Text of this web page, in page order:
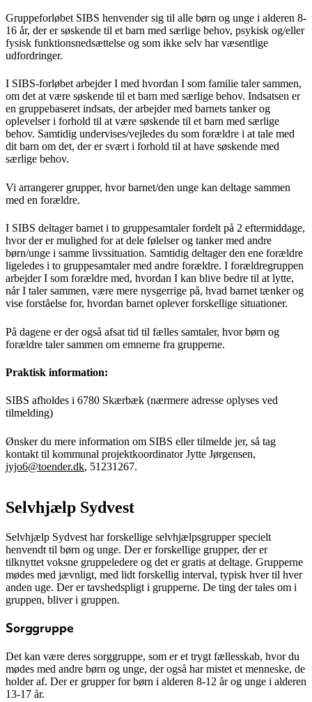
Gruppeforløbet SIBS henvender sig til alle børn og unge i alderen 8-
16 år, der er søskende til et barn med særlige behov, psykisk og/eller
fysisk funktionsnedsættelse og som ikke selv har væsentlige
udfordringer.
I SIBS-forløbet arbejder I med hvordan I som familie taler sammen,
om det at være søskende til et barn med særlige behov. Indsatsen er
en gruppebaseret indsats, der arbejder med barnets tanker og
oplevelser i forhold til at være søskende til et barn med særlige
behov. Samtidig undervises/vejledes du som forældre i at tale med
dit barn om det, der er svært i forhold til at have søskende med
særlige behov.
Vi arrangerer grupper, hvor barnet/den unge kan deltage sammen
med en forældre.
I SIBS deltager barnet i to gruppesamtaler fordelt på 2 eftermiddage,
hvor der er mulighed for at dele følelser og tanker med andre
børn/unge i samme livssituation. Samtidig deltager den ene forældre
ligeledes i to gruppesamtaler med andre forældre. I forældregruppen
arbejder I som forældre med, hvordan I kan blive bedre til at lytte,
når I taler sammen, være mere nysgerrige på, hvad barnet tænker og
vise forståelse for, hvordan barnet oplever forskellige situationer.
På dagene er der også afsat tid til fælles samtaler, hvor børn og
forældre taler sammen om emnerne fra grupperne.
Praktisk information:
SIBS afholdes i 6780 Skærbæk (nærmere adresse oplyses ved
tilmelding)
Ønsker du mere information om SIBS eller tilmelde jer, så tag
kontakt til kommunal projektkoordinator Jytte Jørgensen,
jyjo6@toender.dk, 51231267.
Selvhjælp Sydvest
Selvhjælp Sydvest har forskellige selvhjælpsgrupper specielt
henvendt til børn og unge. Der er forskellige grupper, der er
tilknyttet voksne gruppeledere og det er gratis at deltage. Grupperne
mødes med jævnligt, med lidt forskellig interval, typisk hver til hver
anden uge. Der er tavshedspligt i grupperne. De ting der tales om i
gruppen, bliver i gruppen.
Sorggruppe
Det kan være deres sorggruppe, som er et trygt fællesskab, hvor du
mødes med andre børn og unge, der også har mistet et menneske, de
holder af. Der er grupper for børn i alderen 8-12 år og unge i alderen
13-17 år.